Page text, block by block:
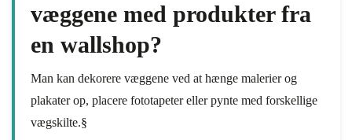
væggene med produkter fra
en wallshop?
Man kan dekorere væggene ved at hænge malerier og
plakater op, placere fototapeter eller pynte med forskellige
vægskilte.§